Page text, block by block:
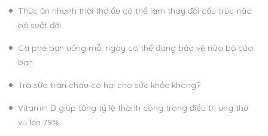
Thức ăn nhanh thời thơ ấu có thể làm thay đổi cấu trúc não
bộ suốt đời
Cà phê bạn uống mỗi ngày có thể đang bảo vệ não bộ của
bạn
Trà sữa trân châu có hại cho sức khỏe không?
Vitamin D giúp tăng tỷ lệ thành công trong điều trị ung thư
vú lên 79%